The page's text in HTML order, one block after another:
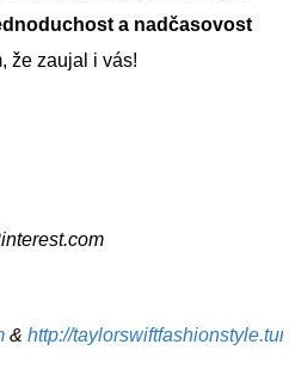
a nadčasovost
že zaujal i vás!
& http://